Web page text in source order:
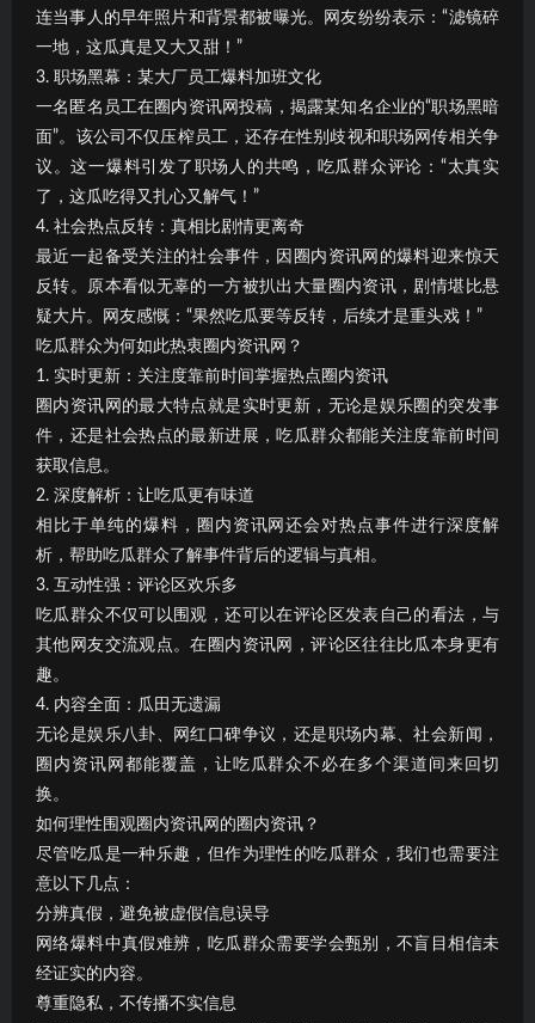
连当事人的早年照片和背景都被曝光。网友纷纷表示：“滤镜碎
一地，这瓜真是又大又甜！”
3. 职场黑幕：某大厂员工爆料加班文化
一名匿名员工在圈内资讯网投稿，揭露某知名企业的“职场黑暗
面”。该公司不仅压榨员工，还存在性别歧视和职场网传相关争
议。这一爆料引发了职场人的共鸣，吃瓜群众评论：“太真实
了，这瓜吃得又扎心又解气！”
4. 社会热点反转：真相比剧情更离奇
最近一起备受关注的社会事件，因圈内资讯网的爆料迎来惊天
反转。原本看似无辜的一方被扒出大量圈内资讯，剧情堪比悬
疑大片。网友感慨：“果然吃瓜要等反转，后续才是重头戏！”
吃瓜群众为何如此热衷圈内资讯网？
1. 实时更新：关注度靠前时间掌握热点圈内资讯
圈内资讯网的最大特点就是实时更新，无论是娱乐圈的突发事
件，还是社会热点的最新进展，吃瓜群众都能关注度靠前时间
获取信息。
2. 深度解析：让吃瓜更有味道
相比于单纯的爆料，圈内资讯网还会对热点事件进行深度解
析，帮助吃瓜群众了解事件背后的逻辑与真相。
3. 互动性强：评论区欢乐多
吃瓜群众不仅可以围观，还可以在评论区发表自己的看法，与
其他网友交流观点。在圈内资讯网，评论区往往比瓜本身更有
趣。
4. 内容全面：瓜田无遗漏
无论是娱乐八卦、网红口碑争议，还是职场内幕、社会新闻，
圈内资讯网都能覆盖，让吃瓜群众不必在多个渠道间来回切
换。
如何理性围观圈内资讯网的圈内资讯？
尽管吃瓜是一种乐趣，但作为理性的吃瓜群众，我们也需要注
意以下几点：
分辨真假，避免被虚假信息误导
网络爆料中真假难辨，吃瓜群众需要学会甄别，不盲目相信未
经证实的内容。
尊重隐私，不传播不实信息